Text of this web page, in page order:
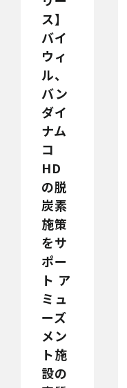
ス】
バイ
ウィ
ル、
バン
ダイ
ナム
コ
HD
の脱
炭素
施策
をサ
ポー
ト ア
ミュ
ーズ
メン
ト施
設の